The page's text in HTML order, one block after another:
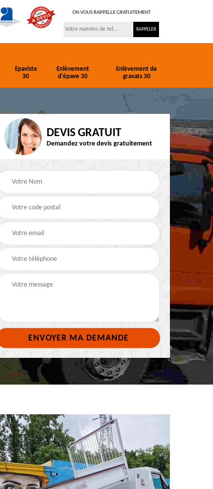
ON VOUS RAPPELLE GRATUITEMENT
Epaviste
30
Enlèvement
d'épave 30
Enlèvement de
gravats 30
terrassement 30
Epaviste 30
DEVIS GRATUIT
Demandez votre devis gratuitement